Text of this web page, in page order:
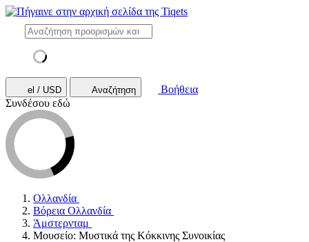
el / USD Αναζήτηση
Βοήθεια
Συνδέσου εδώ
Ολλανδία
Βόρεια Ολλανδία
Άμστερνταμ
Μουσείο: Μυστικά της Κόκκινης Συνοικίας